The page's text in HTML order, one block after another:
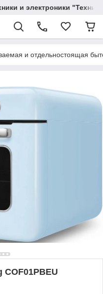
и электроники
и отдельностоящая